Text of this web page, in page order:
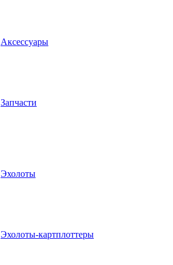
Аксессуары
Запчасти
Эхолоты
Эхолоты-картплоттеры